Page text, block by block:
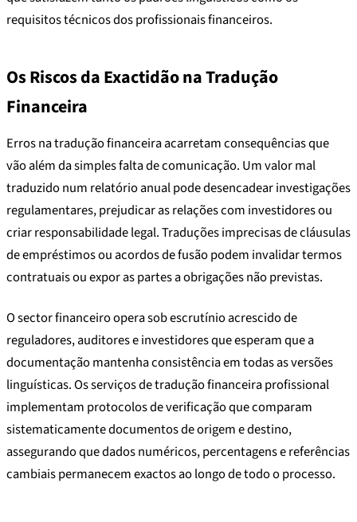
requisitos técnicos dos profissionais financeiros.
Os Riscos da Exactidão na Tradução
Financeira
Erros na tradução financeira acarretam consequências que
vão além da simples falta de comunicação. Um valor mal
traduzido num relatório anual pode desencadear investigações
regulamentares, prejudicar as relações com investidores ou
criar responsabilidade legal. Traduções imprecisas de cláusulas
de empréstimos ou acordos de fusão podem invalidar termos
contratuais ou expor as partes a obrigações não previstas.
O sector financeiro opera sob escrutínio acrescido de
reguladores, auditores e investidores que esperam que a
documentação mantenha consistência em todas as versões
linguísticas. Os serviços de tradução financeira profissional
implementam protocolos de verificação que comparam
sistematicamente documentos de origem e destino,
assegurando que dados numéricos, percentagens e referências
cambiais permanecem exactos ao longo de todo o processo.